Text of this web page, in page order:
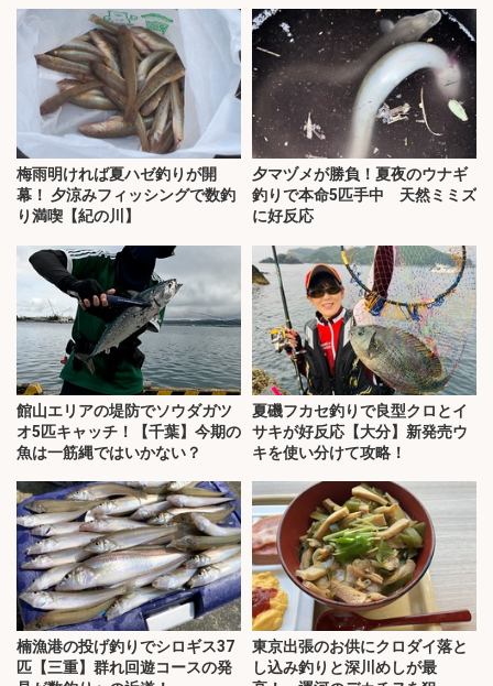
梅雨明ければ夏ハゼ釣りが開
幕！ 夕涼みフィッシングで数釣
り満喫【紀の川】
夕マヅメが勝負！夏夜のウナギ
釣りで本命5匹手中 天然ミミズ
に好反応
館山エリアの堤防でソウダガツ
オ5匹キャッチ！【千葉】今期の
魚は一筋縄ではいかない？
夏磯フカセ釣りで良型クロとイ
サキが好反応【大分】新発売ウ
キを使い分けて攻略！
楠漁港の投げ釣りでシロギス37
匹【三重】群れ回遊コースの発
東京出張のお供にクロダイ落と
し込み釣りと深川めしが最